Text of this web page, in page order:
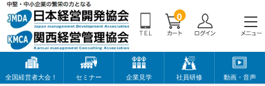
0
全国経営者大会！ セミナー 企業見学 社員研修 動画・音声